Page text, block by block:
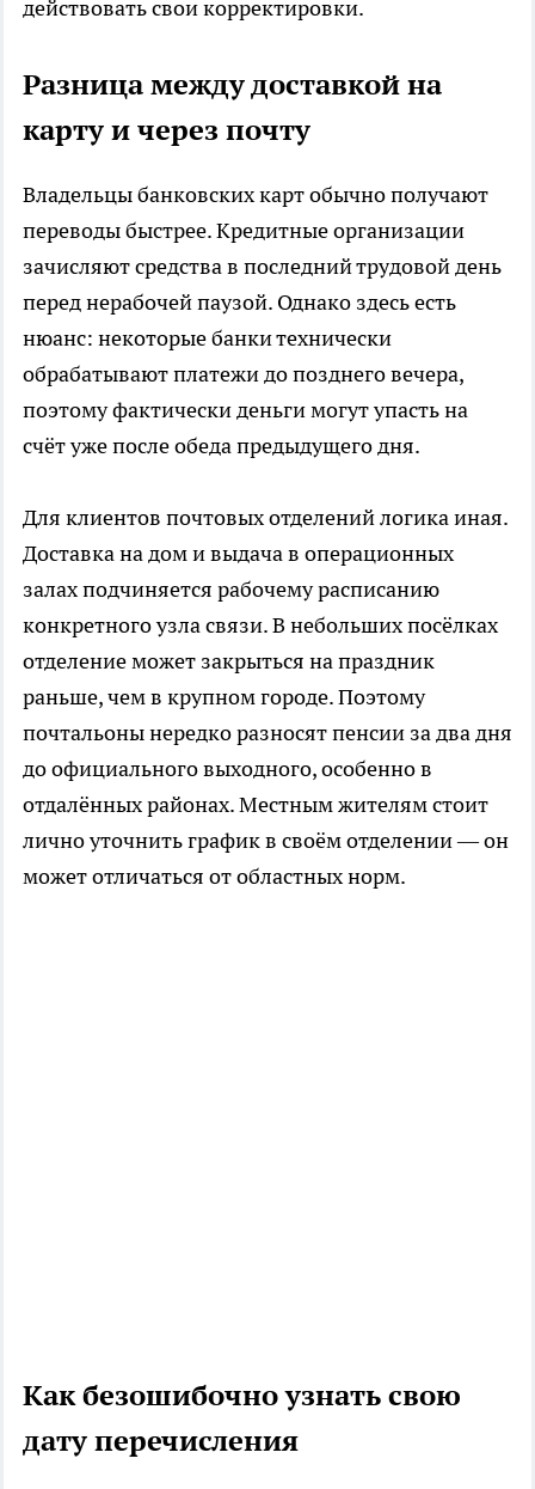
действовать свои корректировки.
Разница между доставкой на
карту и через почту
Владельцы банковских карт обычно получают
переводы быстрее. Кредитные организации
зачисляют средства в последний трудовой день
перед нерабочей паузой. Однако здесь есть
нюанс: некоторые банки технически
обрабатывают платежи до позднего вечера,
поэтому фактически деньги могут упасть на
счёт уже после обеда предыдущего дня.
Для клиентов почтовых отделений логика иная.
Доставка на дом и выдача в операционных
залах подчиняется рабочему расписанию
конкретного узла связи. В небольших посёлках
отделение может закрыться на праздник
раньше, чем в крупном городе. Поэтому
почтальоны нередко разносят пенсии за два дня
до официального выходного, особенно в
отдалённых районах. Местным жителям стоит
лично уточнить график в своём отделении — он
может отличаться от областных норм.
Как безошибочно узнать свою
дату перечисления